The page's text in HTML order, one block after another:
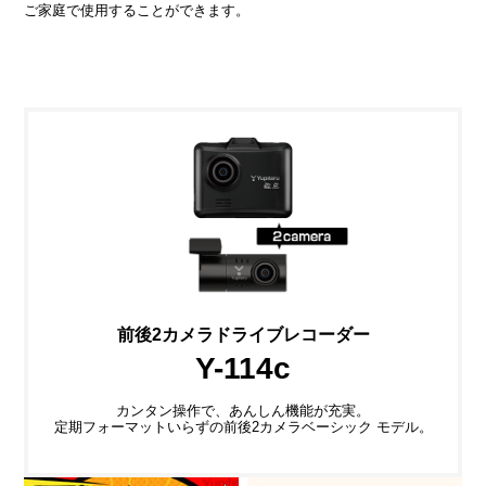
ご家庭で使用することができます。
前後2カメラドライブレコーダー
Y-114c
カンタン操作で、あんしん機能が充実。
定期フォーマットいらずの前後2カメラベーシック モデル。